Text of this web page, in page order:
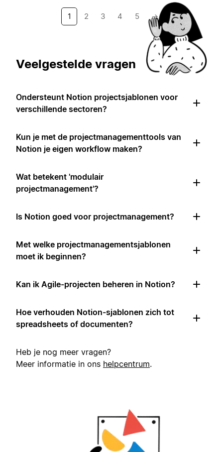
1 2 3 4 5 →
Veelgestelde vragen
Ondersteunt Notion projectsjablonen voor
verschillende sectoren?
Kun je met de projectmanagementtools van
Notion je eigen workflow maken?
Wat betekent 'modulair
projectmanagement'?
Is Notion goed voor projectmanagement?
Met welke projectmanagementsjablonen
moet ik beginnen?
Kan ik Agile-projecten beheren in Notion?
Hoe verhouden Notion-sjablonen zich tot
spreadsheets of documenten?
Heb je nog meer vragen?
Meer informatie in ons helpcentrum.